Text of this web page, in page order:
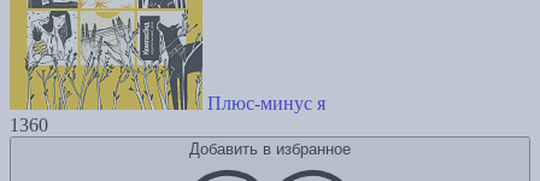
Плюс-минус я
1360
Добавить в избранное